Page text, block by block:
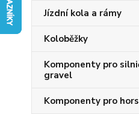
Jízdní kola a rámy
Koloběžky
Komponenty pro
gravel
Komponenty pro